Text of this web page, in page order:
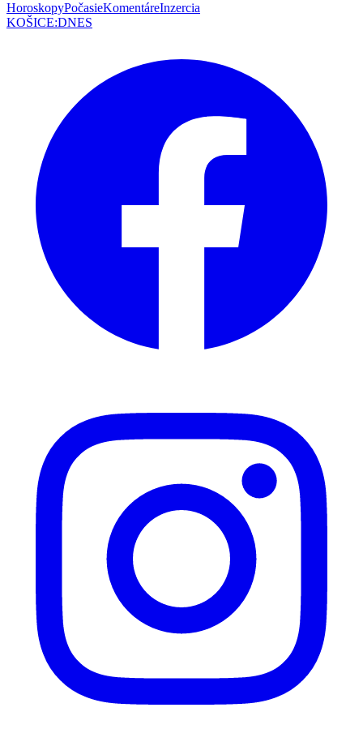
HoroskopyPočasieKomentáreInzercia
KOŠICE:DNES